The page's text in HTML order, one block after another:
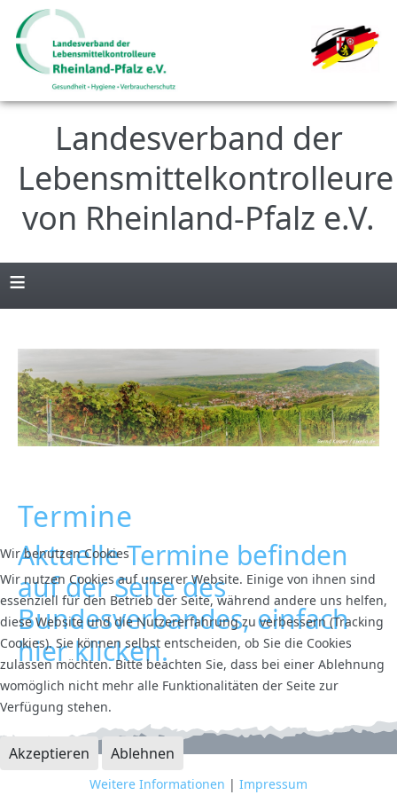
Landesverband der
Lebensmittelkontrolleure
von Rheinland-Pfalz e.V.
≡
Termine
Aktuelle Termine befinden
auf der Seite des
Bundesverbandes, einfach
hier klicken.
Wir benutzen Cookies
Wir nutzen Cookies auf unserer Website. Einige von ihnen sind
essenziell für den Betrieb der Seite, während andere uns helfen,
diese Website und die Nutzererfahrung zu verbessern (Tracking
Cookies). Sie können selbst entscheiden, ob Sie die Cookies
zulassen möchten. Bitte beachten Sie, dass bei einer Ablehnung
womöglich nicht mehr alle Funktionalitäten der Seite zur
Verfügung stehen.
Akzeptieren Ablehnen
Weitere Informationen | Impressum